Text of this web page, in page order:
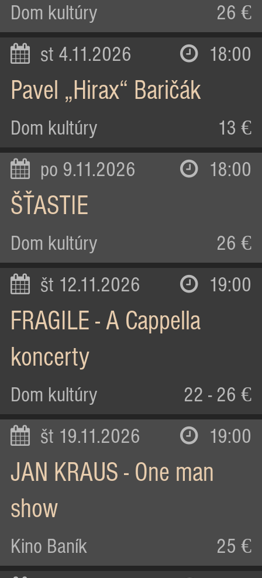
Dom kultúry 26 €
st 4.11.2026 18:00
Pavel „Hirax“ Baričák
Dom kultúry 13 €
po 9.11.2026 18:00
ŠŤASTIE
Dom kultúry 26 €
št 12.11.2026 19:00
FRAGILE - A Cappella
koncerty
Dom kultúry 22 - 26 €
št 19.11.2026 19:00
JAN KRAUS - One man
show
Kino Baník 25 €